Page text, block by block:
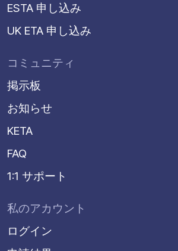
ESTA 申し込み
UK ETA 申し込み
コミュニティ
掲示板
お知らせ
KETA
FAQ
1:1 サポート
私のアカウント
ログイン